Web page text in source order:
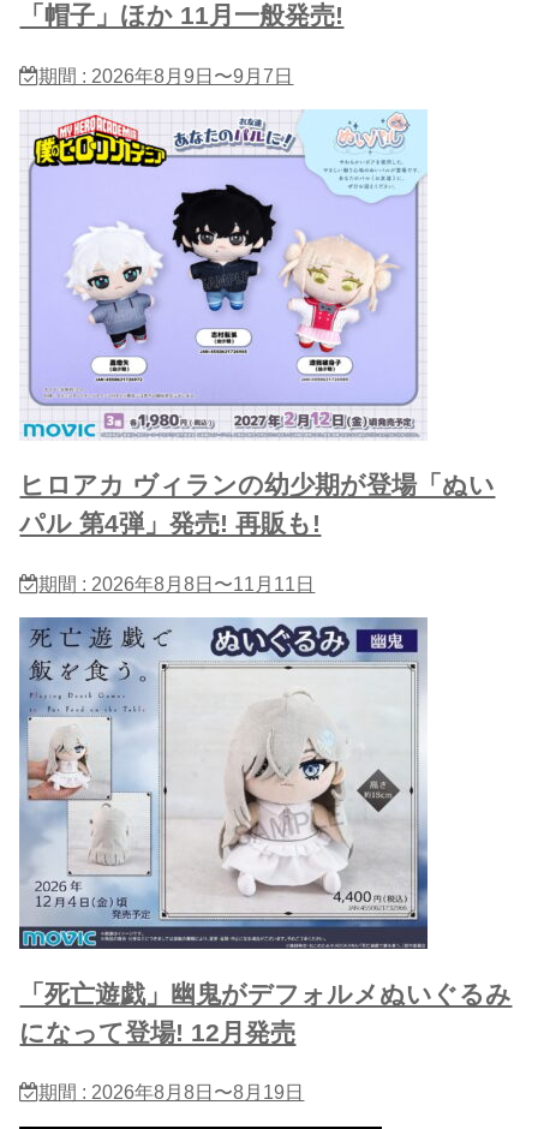
「帽子」ほか 11月一般発売!
期間 : 2026年8月9日〜9月7日
ヒロアカ ヴィランの幼少期が登場「ぬい
パル 第4弾」発売! 再販も!
期間 : 2026年8月8日〜11月11日
「死亡遊戯」幽鬼がデフォルメぬいぐるみ
になって登場! 12月発売
期間 : 2026年8月8日〜8月19日